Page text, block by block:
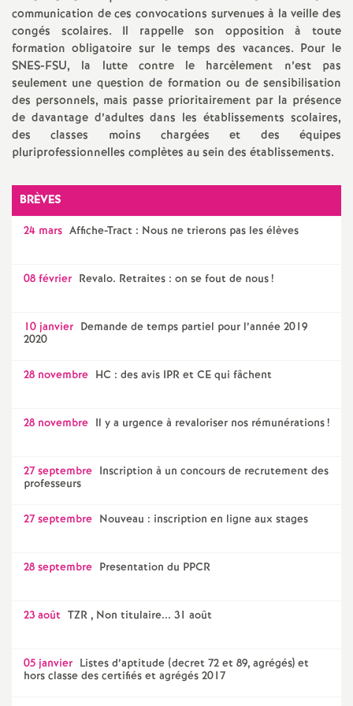
e
m
e
n
t
s
e
S
e
c
d
g
communication de ces convocations survenues à la veille des
congés scolaires. Il rappelle son opposition à toute
formation obligatoire sur le temps des vacances. Pour le
SNES-FSU, la lutte contre le harcèlement n’est pas
seulement une question de formation ou de sensibilisation
des personnels, mais passe prioritairement par la présence
de davantage d’adultes dans les établissements scolaires,
des classes moins chargées et des équipes
pluriprofessionnelles complètes au sein des établissements.
BRÈVES
24 mars Affiche-Tract : Nous ne trierons pas les élèves
08 février Revalo. Retraites : on se fout de nous!
10 janvier Demande de temps partiel pour l’année 2019
2020
28 novembre HC : des avis IPR et CE qui fâchent
28 novembre Il y a urgence à revaloriser nos rémunérations!
27 septembre Inscription à un concours de recrutement des
professeurs
27 septembre Nouveau : inscription en ligne aux stages
28 septembre Presentation du PPCR
23 août TZR , Non titulaire... 31 août
05 janvier Listes d’aptitude (decret 72 et 89, agrégés) et
hors classe des certifiés et agrégés 2017